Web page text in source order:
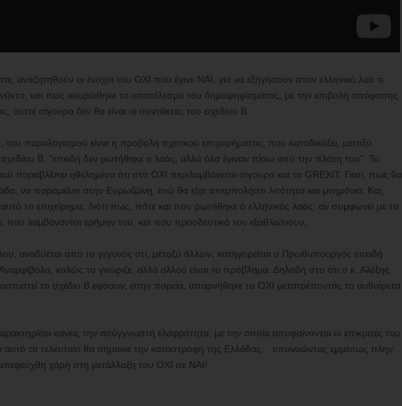
αναζητηθούν οι ένοχοι του ΟΧΙ που έγινε ΝΑΙ, για να εξηγήσουν στον ελληνικό λαό τι
νύκτα, και πως ακυρώθηκε το αποτέλεσμα του δημοψηφίσματος, με την επιβολή απόφασης
αυτοί σίγουρα δεν θα είναι οι συντάκτες του σχεδίου Β.
παραλογισμού είναι η προβολή σχετικού επιχειρήματος, που καταδικάζει, μεταξύ
Β, "επειδή δεν ρωτήθηκε ο λαός, αλλά όλα έγιναν πίσω από την πλάτη του". Το
παραβλέπει ηθελημένα ότι στο ΟΧΙ περιλαμβάνεται σίγουρα και το GREXIT. Γιατί, πως θα
να παραμείνει στην Ευρωζώνη, ενώ θα είχε απεμπολήσει λιτότητα και μνημόνια; Και,
αυτό το επιχείρημα, διότι πως, πότε και που ρωτήθηκε ο ελληνικός λαός, αν συμφωνεί με τα
λαμβάνονται ερήμην του, και που προοδευτικά τον εξαθλιώνουν;
αναδύεται από το γεγονός ότι, μεταξύ άλλων, κατηγορείται ο Πρωθυπουργός επειδή
καλώς το γνώριζε, αλλά αλλού είναι το πρόβλημα. Δηλαδή στο ότι ο κ. Αλέξης
το σχέδιο Β εφόσον, στην πορεία, απαρνήθηκε το ΟΧΙ μετατρέποντάς το αυθαίρετα
κανείς την ασύγγνωστη ελαφρότητα, με την οποία αποφαίνονται οι επικριτές του
αυτό το τελευταίο θα σήμαινε την καταστροφή της Ελλάδας... υπονοώντας εμμέσως πλην
χάρη στη μετάλλαξη του ΟΧΙ σε ΝΑΙ!